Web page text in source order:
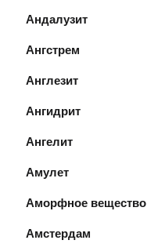
Андалузит
Ангстрем
Англезит
Ангидрит
Ангелит
Амулет
Аморфное вещество
Амстердам